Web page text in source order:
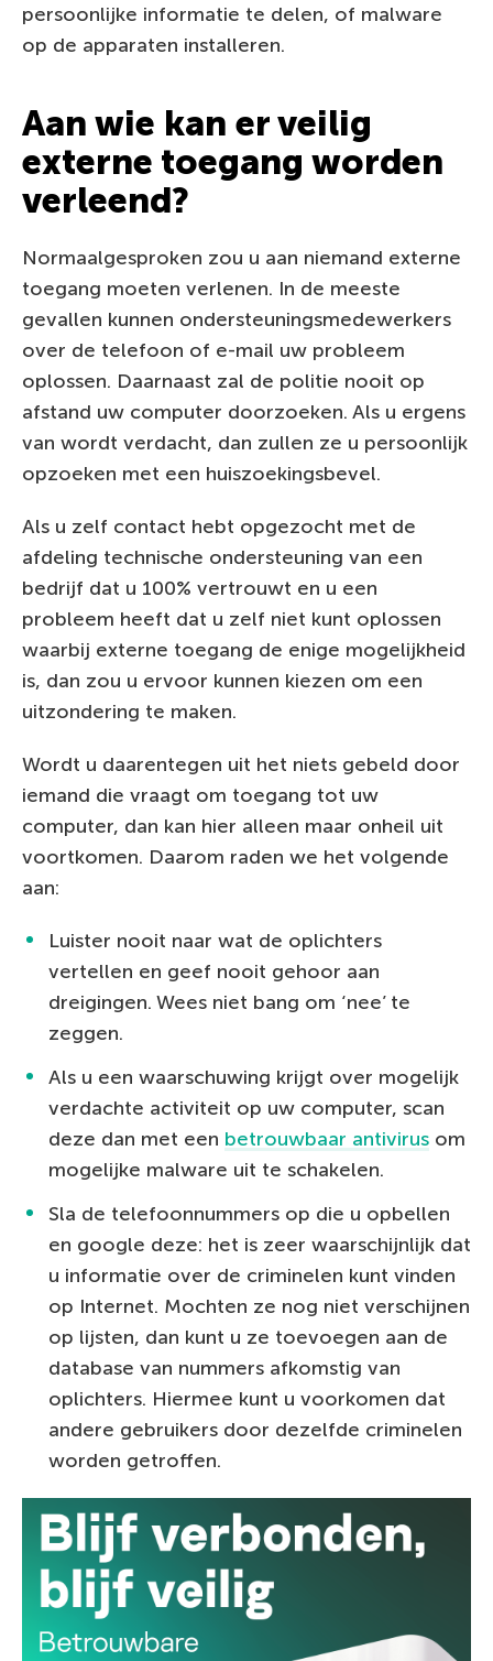
persoonlijke informatie te delen, of malware
op de apparaten installeren.
Aan wie kan er veilig
externe toegang worden
verleend?
Normaalgesproken zou u aan niemand externe
toegang moeten verlenen. In de meeste
gevallen kunnen ondersteuningsmedewerkers
over de telefoon of e-mail uw probleem
oplossen. Daarnaast zal de politie nooit op
afstand uw computer doorzoeken. Als u ergens
van wordt verdacht, dan zullen ze u persoonlijk
opzoeken met een huiszoekingsbevel.
Als u zelf contact hebt opgezocht met de
afdeling technische ondersteuning van een
bedrijf dat u 100% vertrouwt en u een
probleem heeft dat u zelf niet kunt oplossen
waarbij externe toegang de enige mogelijkheid
is, dan zou u ervoor kunnen kiezen om een
uitzondering te maken.
Wordt u daarentegen uit het niets gebeld door
iemand die vraagt om toegang tot uw
computer, dan kan hier alleen maar onheil uit
voortkomen. Daarom raden we het volgende
aan:
Luister nooit naar wat de oplichters
vertellen en geef nooit gehoor aan
dreigingen. Wees niet bang om ‘nee’ te
zeggen.
Als u een waarschuwing krijgt over mogelijk
verdachte activiteit op uw computer, scan
deze dan met een betrouwbaar antivirus om
mogelijke malware uit te schakelen.
Sla de telefoonnummers op die u opbellen
en google deze: het is zeer waarschijnlijk dat
u informatie over de criminelen kunt vinden
op Internet. Mochten ze nog niet verschijnen
op lijsten, dan kunt u ze toevoegen aan de
database van nummers afkomstig van
oplichters. Hiermee kunt u voorkomen dat
andere gebruikers door dezelfde criminelen
worden getroffen.